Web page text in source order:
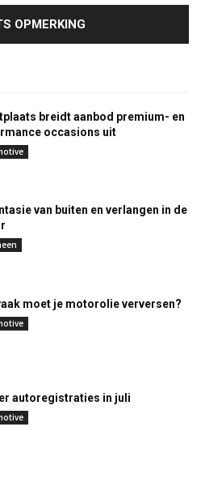
breidt aanbod premium- en
occasions uit
van buiten en verlangen in de
moet je motorolie verversen?
autoregistraties in juli